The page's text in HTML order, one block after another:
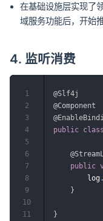
在基础设施层实现了
域服务功能后，开始
4. 监听消费
@Slf4j
@Component
public class
public
        log
.
}
}
1
2
3
4
5
6
7
8
9
10
11